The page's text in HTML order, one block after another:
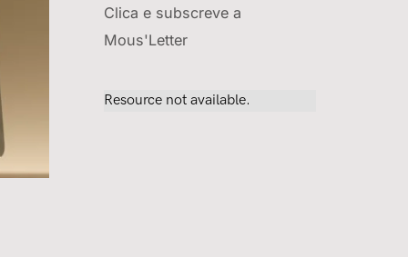
Clica e subscreve a
Mous'Letter